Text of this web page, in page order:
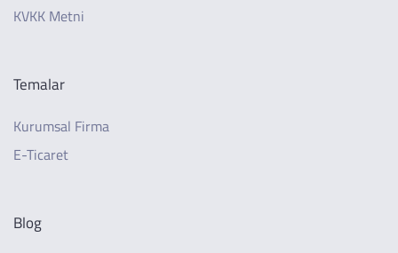
KVKK Metni
Temalar
Kurumsal Firma
E-Ticaret
Blog